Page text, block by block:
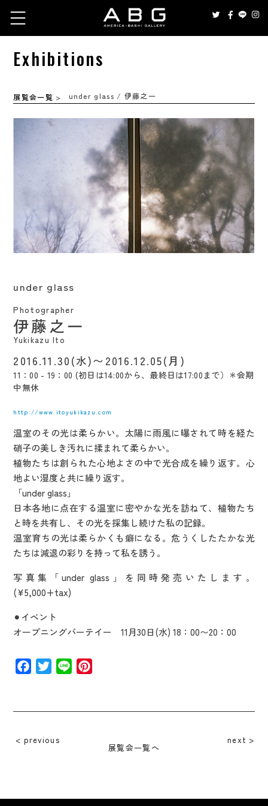
Exhibitions
展覧会一覧 > under glass / 伊藤之一
under glass
Photographer
伊藤之一
Yukikazu Ito
2016.11.30(水)〜2016.12.05(月)
11：00 - 19：00 (初日は14:00から、最終日は17:00まで）＊会期
中無休
http://www.itoyukikazu.com
温室のその光は柔らかい。太陽に雨風に曝されて時を経た
硝子の美しき汚れに揉まれて柔らかい。
植物たちは創られた心地よさの中で光合成を繰り返す。心
地よい湿度と共に繰り返す。
「under glass」
日本各地に点在する温室に密やかな光を訪ねて、植物たち
と時を共有し、その光を採集し続けた私の記録。
温室育ちの光は柔らかくも癖になる。危うくしたたかな光
たちは減退の彩りを持って私を誘う。
写真集「under glass」を同時発売いたします。
(¥5,000+tax)
⚫︎イベント
オープニングパーテイー 11月30日(水) 18：00〜20：00
Facebook
Twitter
Line
previous next
展覧会一覧へ